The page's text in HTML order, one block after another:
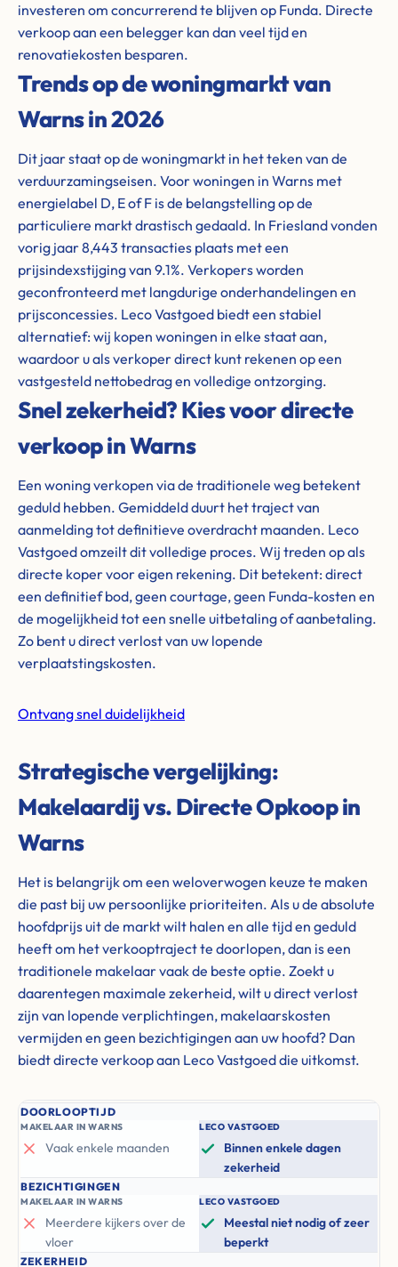
investeren om concurrerend te blijven op Funda. Directe
verkoop aan een belegger kan dan veel tijd en
renovatiekosten besparen.
Trends op de woningmarkt van
Warns in 2026
Dit jaar staat op de woningmarkt in het teken van de
verduurzamingseisen. Voor woningen in Warns met
energielabel D, E of F is de belangstelling op de
particuliere markt drastisch gedaald. In Friesland vonden
vorig jaar 8,443 transacties plaats met een
prijsindexstijging van 9.1%. Verkopers worden
geconfronteerd met langdurige onderhandelingen en
prijsconcessies. Leco Vastgoed biedt een stabiel
alternatief: wij kopen woningen in elke staat aan,
waardoor u als verkoper direct kunt rekenen op een
vastgesteld nettobedrag en volledige ontzorging.
Snel zekerheid? Kies voor directe
verkoop in Warns
Een woning verkopen via de traditionele weg betekent
geduld hebben. Gemiddeld duurt het traject van
aanmelding tot definitieve overdracht maanden. Leco
Vastgoed omzeilt dit volledige proces. Wij treden op als
directe koper voor eigen rekening. Dit betekent: direct
een definitief bod, geen courtage, geen Funda-kosten en
de mogelijkheid tot een snelle uitbetaling of aanbetaling.
Zo bent u direct verlost van uw lopende
verplaatstingskosten.
Ontvang snel duidelijkheid
Strategische vergelijking:
Makelaardij vs. Directe Opkoop in
Warns
Het is belangrijk om een weloverwogen keuze te maken
die past bij uw persoonlijke prioriteiten. Als u de absolute
hoofdprijs uit de markt wilt halen en alle tijd en geduld
heeft om het verkooptraject te doorlopen, dan is een
traditionele makelaar vaak de beste optie. Zoekt u
daarentegen maximale zekerheid, wilt u direct verlost
zijn van lopende verplichtingen, makelaarskosten
vermijden en geen bezichtigingen aan uw hoofd? Dan
biedt directe verkoop aan Leco Vastgoed die uitkomst.
DOORLOOPTIJD
MAKELAAR IN WARNS
Vaak enkele maanden
LECO VASTGOED
Binnen enkele dagen
zekerheid
BEZICHTIGINGEN
MAKELAAR IN WARNS
Meerdere kijkers over de
vloer
LECO VASTGOED
Meestal niet nodig of zeer
beperkt
ZEKERHEID